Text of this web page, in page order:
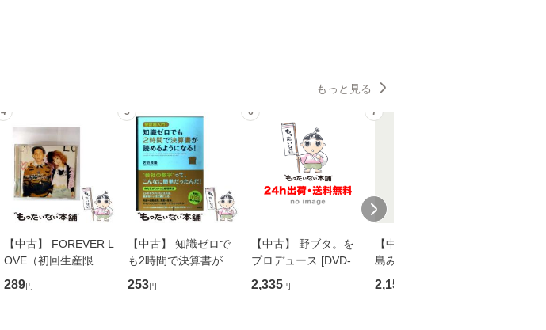
もっと見る
4
【中古】 FOREVER L
OVE（初回生産限定
盤） / 清水翔太×加藤
ミリヤ / [CD]【メール
289円
5
【中古】 知識ゼロで
も2時間で決算書が読
めるようになる！ 会
計超入門！ / 佐伯 良
253円
6
【中古】 野ブタ。を
プロデュース [DVD-B
OX] / バップ [DVD]
【メール便送料無料】
2,335円
7
【中古】 寒水魚 / 中
島みゆき / [CD]【メー
ル便送料無料】
2,150